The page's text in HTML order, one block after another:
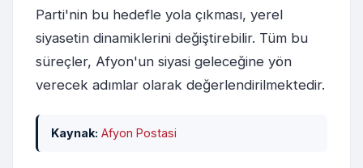
Parti'nin bu hedefle yola çıkması, yerel
siyasetin dinamiklerini değiştirebilir. Tüm bu
süreçler, Afyon'un siyasi geleceğine yön
verecek adımlar olarak değerlendirilmektedir.
Kaynak: Afyon Postasi